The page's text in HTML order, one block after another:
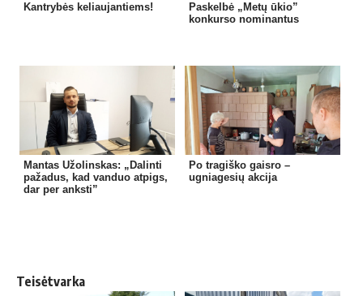
Kantrybės keliaujantiems!
Paskelbė „Metų ūkio”
konkurso nominantus
Mantas Užolinskas: „Dalinti
pažadus, kad vanduo atpigs,
dar per anksti”
Po tragiško gaisro –
ugniagesių akcija
Teisėtvarka